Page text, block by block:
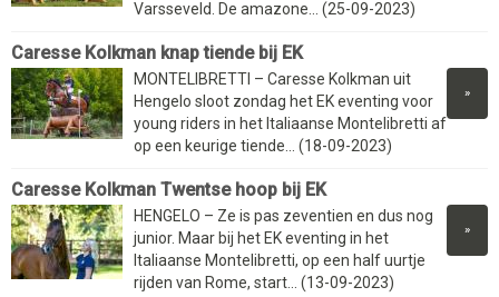
Varsseveld. De amazone... (25-09-2023)
Caresse Kolkman knap tiende bij EK
»
MONTELIBRETTI – Caresse Kolkman uit
Hengelo sloot zondag het EK eventing voor
young riders in het Italiaanse Montelibretti af
op een keurige tiende... (18-09-2023)
Caresse Kolkman Twentse hoop bij EK
»
HENGELO – Ze is pas zeventien en dus nog
junior. Maar bij het EK eventing in het
Italiaanse Montelibretti, op een half uurtje
rijden van Rome, start... (13-09-2023)